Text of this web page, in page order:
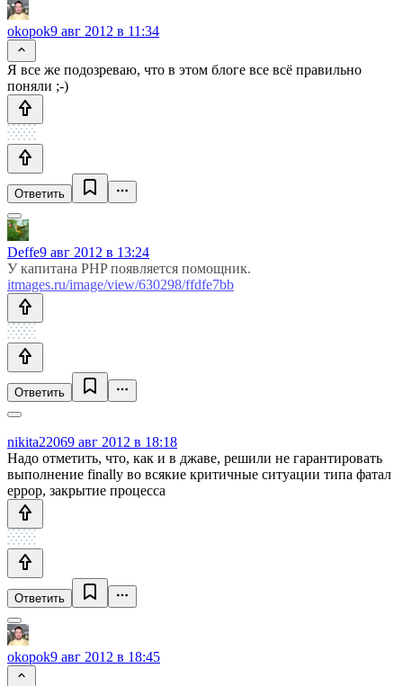
okopok9 авг 2012 в 11:34
Я все же подозреваю, что в этом блоге все всё правильно
поняли ;-)
Ответить
Deffe9 авг 2012 в 13:24
У капитана PHP появляется помощник.
itmages.ru/image/view/630298/ffdfe7bb
Ответить
nikita22069 авг 2012 в 18:18
Надо отметить, что, как и в джаве, решили не гарантировать
выполнение finally во всякие критичные ситуации типа фатал
еррор, закрытие процесса
Ответить
okopok9 авг 2012 в 18:45